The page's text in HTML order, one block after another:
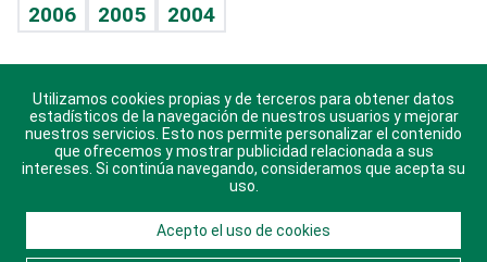
Sin complejos
En pocas palabras
Escuchando al corazón
Economía Personal
2006
2005 2004
Descarga nuestras aplicaciones para Android, iOS y
sistema Huawei.
© 2021 Diario Libre, todos los derechos reservados.
Utilizamos cookies propias y de terceros para obtener datos
estadísticos de la navegación de nuestros usuarios y mejorar
nuestros servicios. Esto nos permite personalizar el contenido
que ofrecemos y mostrar publicidad relacionada a sus
intereses. Si continúa navegando, consideramos que acepta su
uso.
Acepto el uso de cookies